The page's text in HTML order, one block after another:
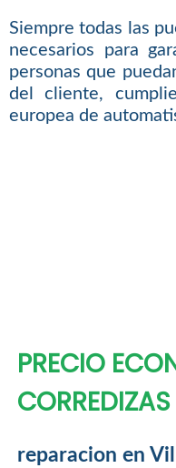
Siempre todas las
necesarios para
personas que
del cliente,
europea de
PRECIO
reparacion en